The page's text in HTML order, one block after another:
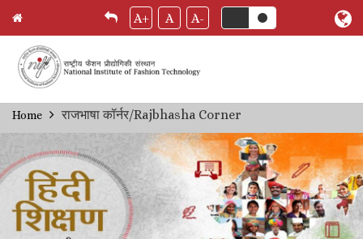
Skip
to
content
A+ A A-
Breadcrumb
Home राजभाषा कॉर्नर/Rajbhasha Corner